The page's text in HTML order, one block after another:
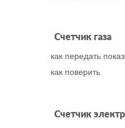
Счетчик газа
как передать
как поверить
Счетчик